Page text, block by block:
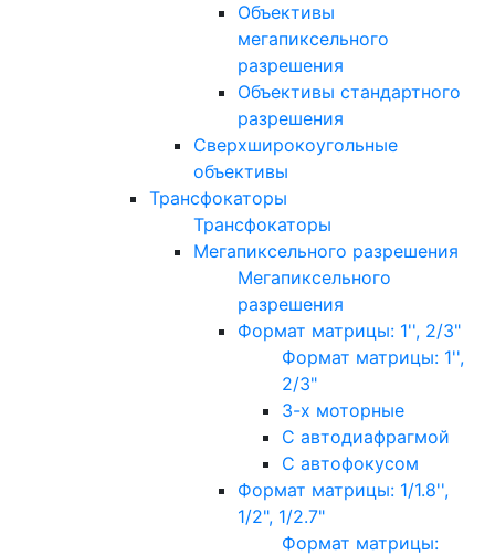
Объективы
мегапиксельного
разрешения
Объективы стандартного
разрешения
Сверхширокоугольные
объективы
Трансфокаторы
Трансфокаторы
Мегапиксельного разрешения
Мегапиксельного
разрешения
Формат матрицы: 1'', 2/3"
Формат матрицы: 1'',
2/3"
3-х моторные
С автодиафрагмой
С автофокусом
Формат матрицы: 1/1.8'',
1/2", 1/2.7"
Формат матрицы: